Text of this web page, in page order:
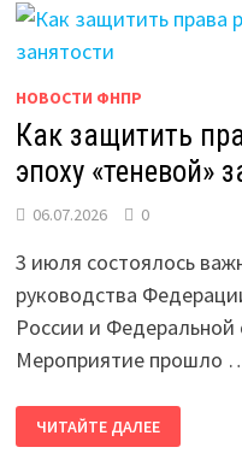
СОЦИАЛЬНОГО
КОНКУРСА
НОВОСТИ ФНПР
Как защитить
эпоху «теневой»
06.07.2026 0
3 июля состоялось
руководства
России и Федеральной
Мероприятие прошло
ЗАЩИТИТЬ
ПРАВА
ЧИТАЙТЕ ДАЛЕЕ